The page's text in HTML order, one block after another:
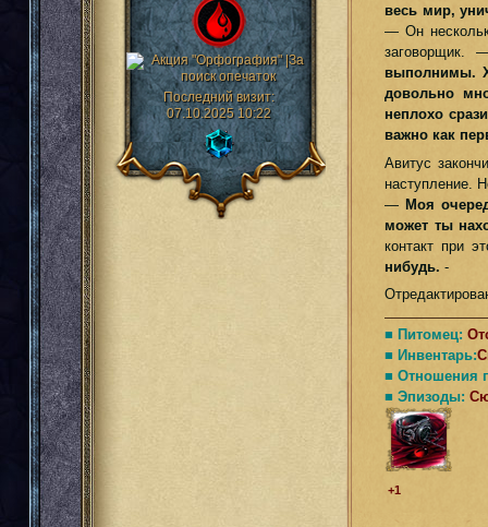
Последний визит:
07.10.2025 10:22
весь мир,
— Он
заговорщик.
выполнимы.
довольно
неплохо
важно как
Авитус
наступление.
— Моя
может ты
контакт при
нибудь. -
■ Питомец:
■ Инвентарь:
■ Отношения
■ Эпизоды:
+1